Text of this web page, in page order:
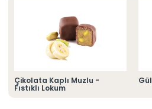
» Online Katalog
» İleitşim Bilgilerimiz
Tüm hakkı saklıdır. Sitemizde kullanılan tüm
©2025 Özsafalar Şekerleme'ye ait olup izinsiz
Çikolata Kaplı Muzlu -
Fıstıklı Lokum